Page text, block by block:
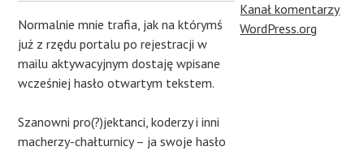
Normalnie mnie trafia, jak na którymś
już z rzędu portalu po rejestracji w
mailu aktywacyjnym dostaję wpisane
wcześniej hasło otwartym tekstem.
Szanowni pro(?)jektanci, koderzy i inni
macherzy-chałturnicy – ja swoje hasło
Kanał komentarzy
WordPress.org